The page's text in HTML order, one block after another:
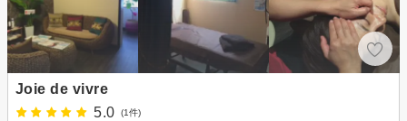
Joie de vivre
5.0
(1件)